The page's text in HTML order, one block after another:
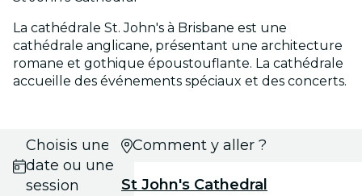
La cathédrale St. John's à Brisbane est une
cathédrale anglicane, présentant une architecture
romane et gothique époustouflante. La cathédrale
accueille des événements spéciaux et des concerts.
Choisis une
date ou une
session
Comment y aller ?
St John's Cathedral